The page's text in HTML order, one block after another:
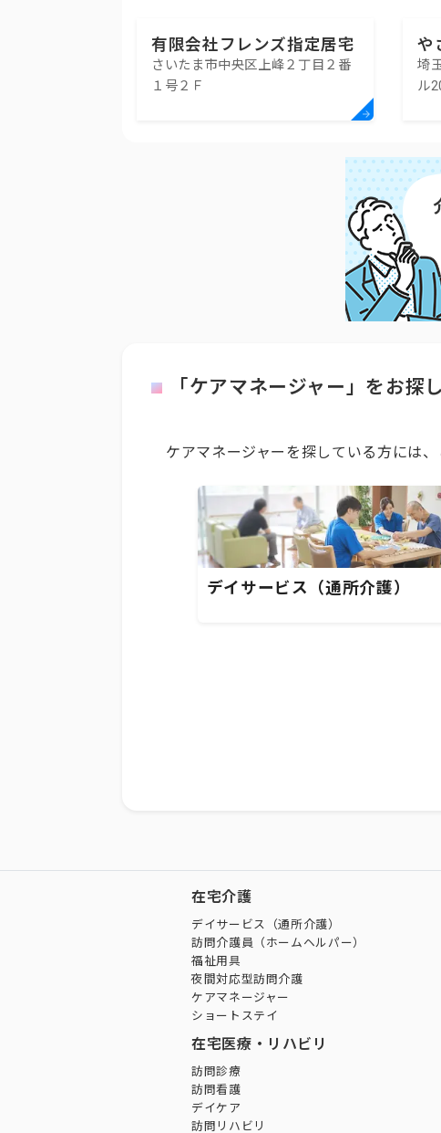
有限会社フレンズ指定居宅
介護支援事業所
さいたま市中央区上峰２丁目２番
１号２Ｆ
や
護
埼
ル
「ケアマネージャー」をお探
ケアマネージャーを探している方には
デイサービス（通所介護）
在宅介護
デイサービス（通所介護）
訪問介護員（ホームヘルパー）
福祉用具
夜間対応型訪問介護
ケアマネージャー
ショートステイ
在宅医療・リハビリ
訪問診療
訪問看護
デイケア
訪問リハビリ